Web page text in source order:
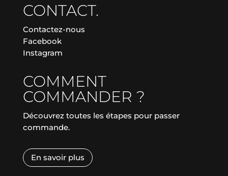
CONTACT.
Contactez-nous
Facebook
Instagram
COMMENT
COMMANDER ?
Découvrez toutes les étapes pour passer
commande.
En savoir plus